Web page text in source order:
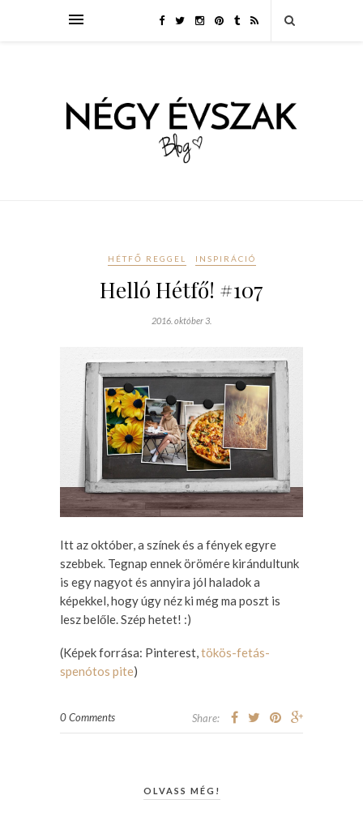
HÉTFŐ REGGEL INSPIRÁCIÓ
Helló Hétfő! #107
2016. október 3.
Itt az október, a színek és a fények egyre
szebbek. Tegnap ennek örömére kirándultunk
is egy nagyot és annyira jól haladok a
képekkel, hogy úgy néz ki még ma poszt is
lesz belőle. Szép hetet! :)
(Képek forrása: Pinterest,tökös-fetás-
spenótos pite)
0 Comments Share:
OLVASS MÉG!